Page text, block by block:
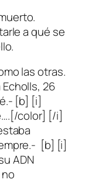
a qué se
las otras.
26
[b] [i]
color] [/i]
[b] [i]
ADN